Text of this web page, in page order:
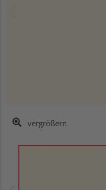
vergrößern